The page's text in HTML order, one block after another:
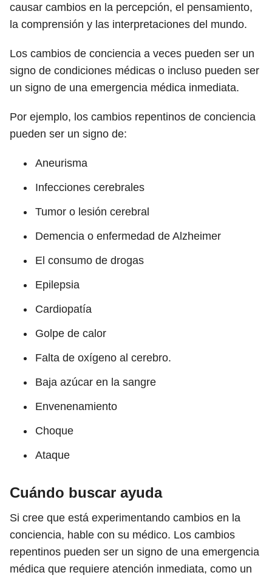
causar cambios en la percepción, el pensamiento,
la comprensión y las interpretaciones del mundo.
Los cambios de conciencia a veces pueden ser un
signo de condiciones médicas o incluso pueden ser
un signo de una emergencia médica inmediata.
Por ejemplo, los cambios repentinos de conciencia
pueden ser un signo de:
Aneurisma
Infecciones cerebrales
Tumor o lesión cerebral
Demencia o enfermedad de Alzheimer
El consumo de drogas
Epilepsia
Cardiopatía
Golpe de calor
Falta de oxígeno al cerebro.
Baja azúcar en la sangre
Envenenamiento
Choque
Ataque
Cuándo buscar ayuda
Si cree que está experimentando cambios en la
conciencia, hable con su médico. Los cambios
repentinos pueden ser un signo de una emergencia
médica que requiere atención inmediata, como un